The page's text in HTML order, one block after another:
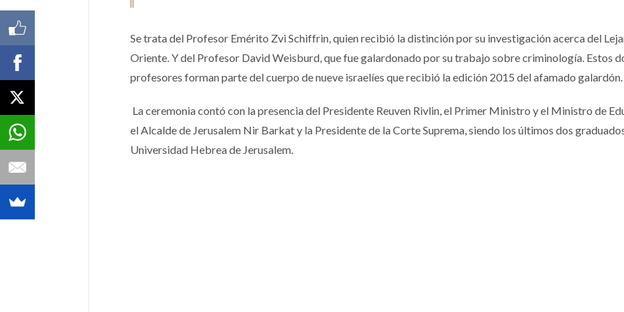
Se trata del Profesor Emérito Zvi Schiffrin, quien recibió la distinción por su investigación acerca del
Oriente. Y del Profesor David Weisburd, que fue galardonado por su trabajo sobre criminología. Estos
profesores forman parte del cuerpo de nueve israelíes que recibió la edición 2015 del afamado galardón.
La ceremonia contó con la presencia del Presidente Reuven Rivlin, el Primer Ministro y el Ministro de
el Alcalde de Jerusalem Nir Barkat y la Presidente de la Corte Suprema, siendo los últimos dos
Universidad Hebrea de Jerusalem.